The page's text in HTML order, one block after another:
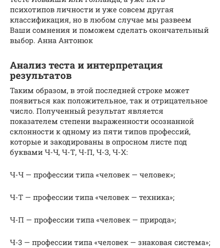
психотипов личности и уже совсем другая
классификация, но в любом случае мы развеем
Ваши сомнения и поможем сделать окончательный
выбор. Анна Антонюк
Анализ теста и интерпретация
результатов
Таким образом, в этой последней строке может
появиться как положительное, так и отрицательное
число. Полученный результат является
показателем степени выраженности осознанной
склонности к одному из пяти типов профессий,
которые и закодированы в опросном листе под
буквами Ч-Ч, Ч-Т, Ч-П, Ч-З, Ч-X:
Ч-Ч — профессии типа «человек — человек»;
Ч-Т — профессии типа «человек — техника»;
Ч-П — профессии типа «человек — природа»;
Ч-3 — профессии типа «человек — знаковая система»;